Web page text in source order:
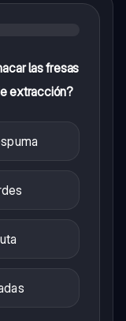
las fresas
extracción?